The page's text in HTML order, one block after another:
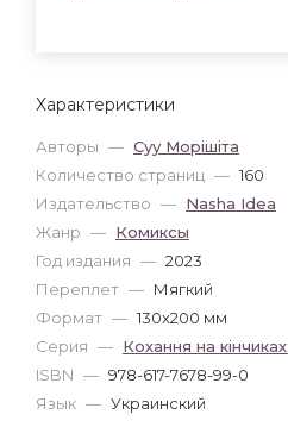
Характеристики
Авторы — Суу Морішіта
Количество страниц — 160
Издательство — Nasha Idea
Жанр — Комиксы
Год издания — 2023
Переплет — Мягкий
Формат — 130x200 мм
Серия — Кохання на
ISBN — 978-617-7678-99-0
Язык — Украинский